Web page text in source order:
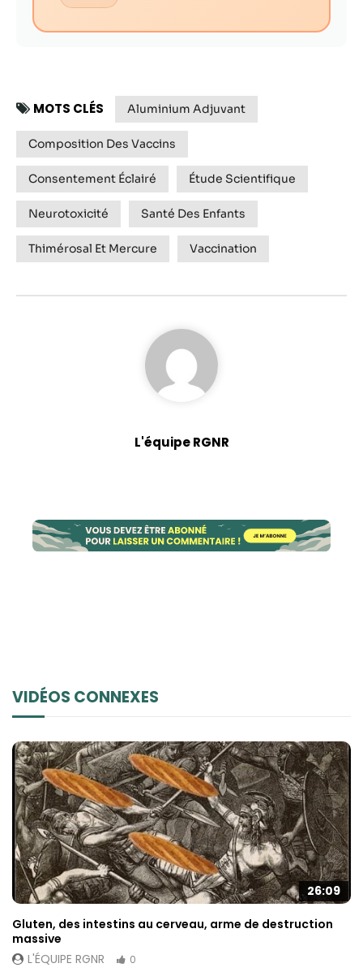
MOTS CLÉS Aluminium Adjuvant
Composition Des Vaccins
Consentement Éclairé Étude Scientifique
Neurotoxicité Santé Des Enfants
Thimérosal Et Mercure Vaccination
L'équipe RGNR
VIDÉOS CONNEXES
26:09
Gluten, des intestins au cerveau, arme de destruction
massive
L'ÉQUIPE RGNR
0